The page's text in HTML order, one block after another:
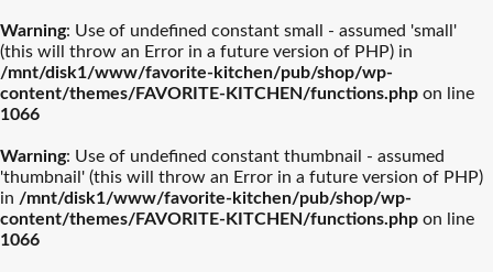
Warning: Use of undefined constant small - assumed 'small'
(this will throw an Error in a future version of PHP) in
/mnt/disk1/www/favorite-kitchen/pub/shop/wp-
content/themes/FAVORITE-KITCHEN/functions.php on line
1066
Warning: Use of undefined constant thumbnail - assumed
'thumbnail' (this will throw an Error in a future version of PHP)
in /mnt/disk1/www/favorite-kitchen/pub/shop/wp-
content/themes/FAVORITE-KITCHEN/functions.php on line
1066
ストウブ カネスズセラミックス